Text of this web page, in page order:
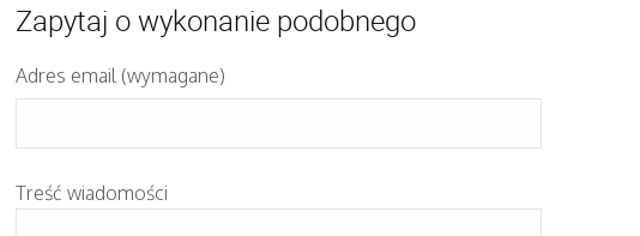
Zapytaj o wykonanie podobnego
Adres email (wymagane)
Treść wiadomości